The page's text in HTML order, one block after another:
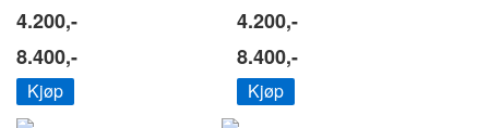
4.200,-
8.400,-
Kjøp
4.200,-
8.400,-
Kjøp